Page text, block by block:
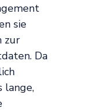
sie
zur
Da
lange,